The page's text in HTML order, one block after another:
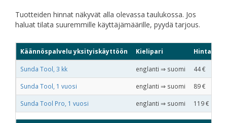
Tuotteiden hinnat näkyvät alla olevassa taulukossa. Jos
haluat tilata suuremmille käyttäjämäärille, pyydä tarjous.
Käännöspalvelu yksityiskäyttöön Kielipari Hinta (sis.
Sunda Tool, 3 kk englanti ⇒ suomi 44€
Sunda Tool, 1 vuosi englanti ⇒ suomi 89€
Sunda Tool Pro, 1 vuosi englanti ⇒ suomi 119€